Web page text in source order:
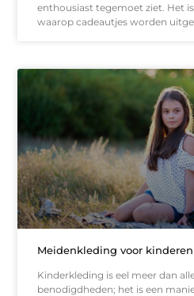
enthousiast tegemoet ziet. Het
waarop cadeautjes worden
Meidenkleding voor kinderen
Kinderkleding is eel meer dan
benodigdheden; het is een